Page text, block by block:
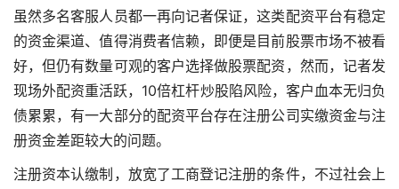
虽然多名客服人员都一再向记者保证，这类配资平台有稳定
的资金渠道、值得消费者信赖，即便是目前股票市场不被看
好，但仍有数量可观的客户选择做股票配资，然而，记者发
现场外配资重活跃，10倍杠杆炒股陷风险，客户血本无归负
债累累，有一大部分的配资平台存在注册公司实缴资金与注
册资金差距较大的问题。
注册资本认缴制，放宽了工商登记注册的条件，不过社会上